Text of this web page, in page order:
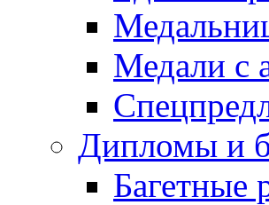
Медали с
Дипломы и
Багетные